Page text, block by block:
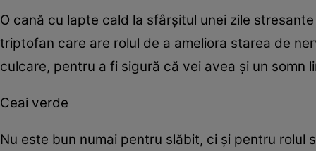
O cană cu lapte cald la sfârşitul unei zile
triptofan care are rolul de a ameliora starea de
culcare, pentru a fi sigură că vei avea şi un somn
Ceai verde
Nu este bun numai pentru slăbit, ci şi pentru rolul